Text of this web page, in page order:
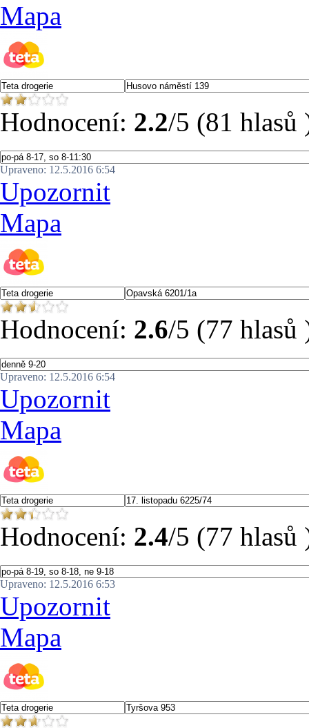
Mapa
Hodnocení: 2.2/5 (81 hlasů
Upraveno: 12.5.2016 6:54
Upozornit
Mapa
Hodnocení: 2.6/5 (77 hlasů
Upraveno: 12.5.2016 6:54
Upozornit
Mapa
Hodnocení: 2.4/5 (77 hlasů
Upraveno: 12.5.2016 6:53
Upozornit
Mapa